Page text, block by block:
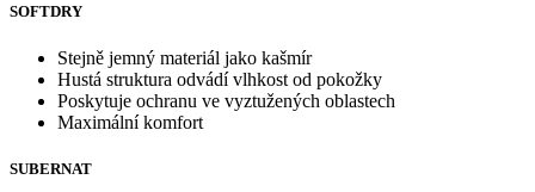
SOFTDRY
Stejně jemný materiál jako kašmír
Hustá struktura odvádí vlhkost od pokožky
Poskytuje ochranu ve vyztužených oblastech
Maximální komfort
SUBERNAT